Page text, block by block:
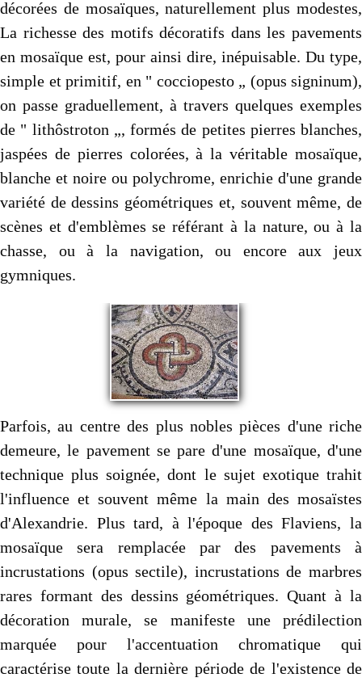
décorées de mosaïques, naturellement plus modes­tes,
La richesse des motifs décoratifs dans les pavements
en mosaï­que est, pour ainsi dire, inépuisable. Du type,
simple et primitif, en " cocciopesto „ (opus signinum),
on passe graduellement, à travers quelques exemples
de " lithôstroton „, formés de petites pierres blanches,
jaspées de pierres colorées, à la véritable mosaï­que,
blanche et noire ou polychrome, enrichie d'une grande
variété de dessins géométriques et, souvent même, de
scènes et d'emblè­mes se référant à la nature, ou à la
chasse, ou à la navigation, ou encore aux jeux
gymniques.
Parfois, au centre des plus nobles pièces d'une riche
demeure, le pavement se pare d'une mosaïque, d'une
technique plus soignée, dont le sujet exotique trahit
l'influence et souvent même la main des mosaïstes
d'Alexandrie. Plus tard, à l'époque des Flaviens, la
mosaïque sera remplacée par des pavements à
incrustations (opus sectile), incrustations de mar­bres
rares formant des dessins géométriques. Quant à la
décora­tion murale, se manifeste une prédilection
marquée pour l'accen­tuation chromatique qui
caractérise toute la dernière période de l'existence de